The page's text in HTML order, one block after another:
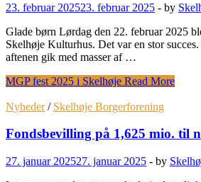
23. februar 202523. februar 2025 - by
Glade børn Lørdag den 22. februar 2025
Skelhøje Kulturhus. Det var en stor
aftenen gik med masser af …
MGP fest 2025 i Skelhøje Read More
Nyheder/ Skelhøje Borgerforening
Fondsbevilling på 1,625 mio. til
27. januar 202527. januar 2025 - by